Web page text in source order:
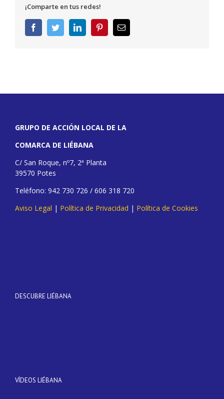
¡Comparte en tus redes!
FacebookTwitterLinkedInPinterestCorreo
electrónico
GRUPO DE ACCIÓN LOCAL DE LA
COMARCA DE LIÉBANA
C/ San Roque, nº7, 2ª Planta
39570 Potes
Teléfono: 942 730 726 / 606 318 720
Aviso Legal | Política de Privacidad | Política de Cookies
DESCUBRE LIÉBANA
VÍDEOS LIÉBANA